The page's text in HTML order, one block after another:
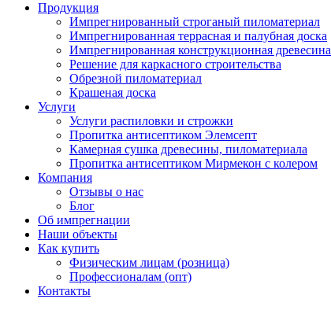
Продукция
Импрегнированный строганый пиломатериал
Импрегнированная террасная и палубная доска
Импрегнированная конструкционная древесина
Решение для каркасного строительства
Обрезной пиломатериал
Крашеная доска
Услуги
Услуги распиловки и строжки
Пропитка антисептиком Элемсепт
Камерная сушка древесины, пиломатериала
Пропитка антисептиком Мирмекон с колером
Компания
Отзывы о нас
Блог
Об импрегнации
Наши объекты
Как купить
Физическим лицам (розница)
Профессионалам (опт)
Контакты